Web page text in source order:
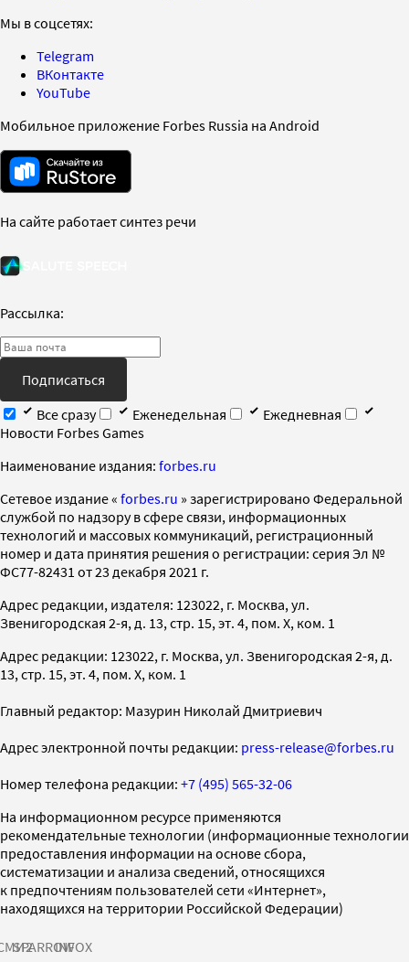
Мы в соцсетях:
Telegram
ВКонтакте
YouTube
Мобильное приложение Forbes Russia на Android
На сайте работает синтез речи
Рассылка:
Подписаться
Все сразу
Еженедельная
Ежедневная
Новости Forbes Games
Наименование издания: forbes.ru
Cетевое издание « forbes.ru » зарегистрировано Федеральной
службой по надзору в сфере связи, информационных
технологий и массовых коммуникаций, регистрационный
номер и дата принятия решения о регистрации: серия Эл №
ФС77-82431 от 23 декабря 2021 г.
Адрес редакции, издателя: 123022, г. Москва, ул.
Звенигородская 2-я, д. 13, стр. 15, эт. 4, пом. X, ком. 1
Адрес редакции: 123022, г. Москва, ул. Звенигородская 2-я, д.
13, стр. 15, эт. 4, пом. X, ком. 1
Главный редактор: Мазурин Николай Дмитриевич
Адрес электронной почты редакции: press-release@forbes.ru
Номер телефона редакции: +7 (495) 565-32-06
На информационном ресурсе применяются
рекомендательные технологии (информационные технологии
предоставления информации на основе сбора,
систематизации и анализа сведений, относящихся
к предпочтениям пользователей сети «Интернет»,
находящихся на территории Российской Федерации)
SPARROWINFOX